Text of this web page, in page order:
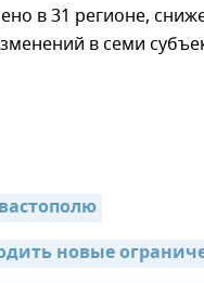
в 31 регионе,
в семи
новые